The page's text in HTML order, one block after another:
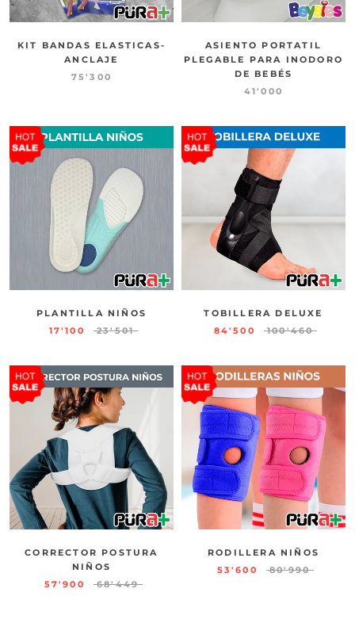
KIT BANDAS ELASTICAS-
ANCLAJE
75'300
ASIENTO PORTATIL
PLEGABLE PARA INODORO
DE BEBÉS
41'000
PLANTILLA NIÑOS
17'100
23'501
TOBILLERA DELUXE
84'500
100'460
CORRECTOR POSTURA
NIÑOS
57'900
68'449
RODILLERA NIÑOS
53'600
80'990